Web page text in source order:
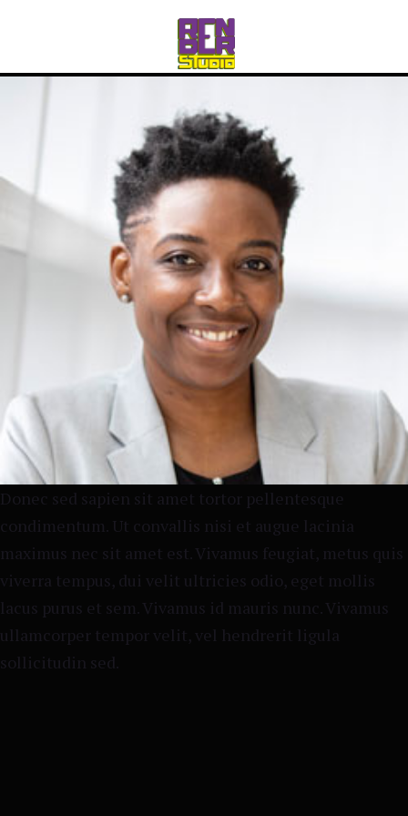
Abr 27 2021
Donec sed sapien sit amet tortor pellentesque
condimentum. Ut convallis nisi et augue lacinia
maximus nec sit amet est. Vivamus feugiat, metus quis
viverra tempus, dui velit ultricies odio, eget mollis
lacus purus et sem. Vivamus id mauris nunc. Vivamus
ullamcorper tempor velit, vel hendrerit ligula
sollicitudin sed.